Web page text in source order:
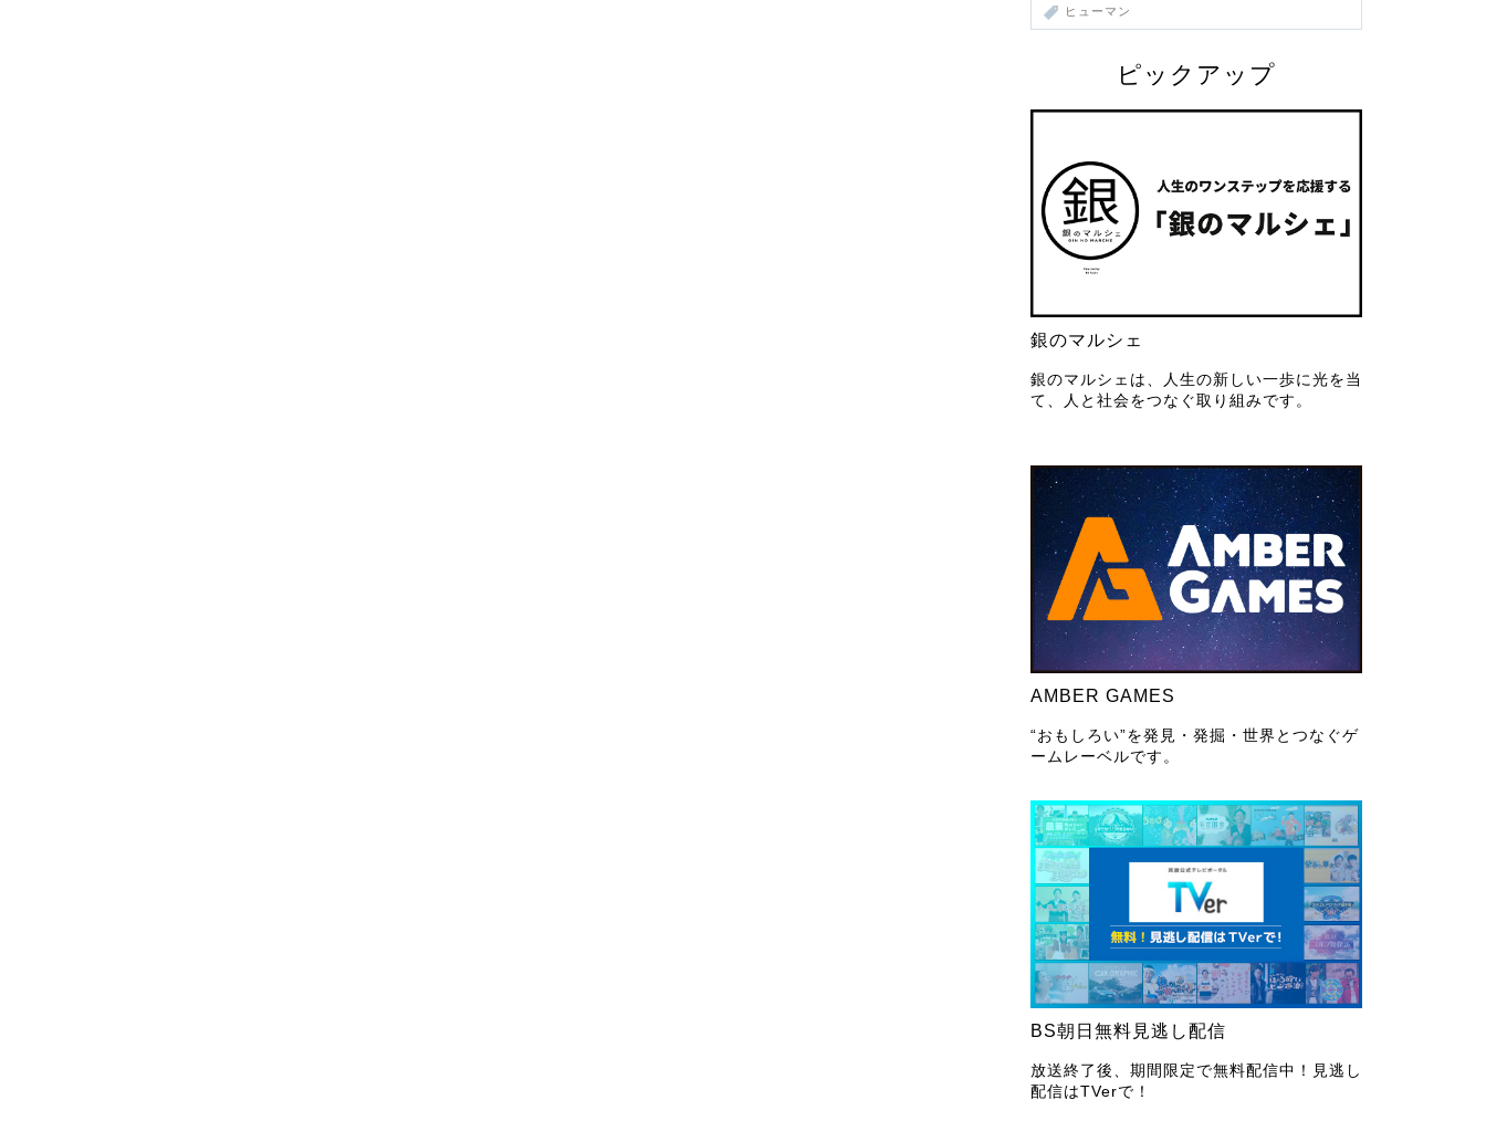
ヒューマン
ピックアップ
銀のマルシェ
銀のマルシェは、人生の新しい一歩に光を当
て、人と社会をつなぐ取り組みです。
AMBER GAMES
“おもしろい”を発見・発掘・世界とつなぐゲ
ームレーベルです。
BS朝日無料見逃し配信
放送終了後、期間限定で無料配信中！見逃し
配信はTVerで！